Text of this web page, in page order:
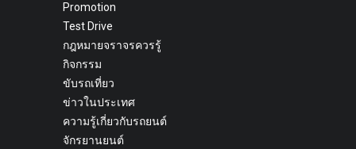
Promotion
Test Drive
กฎหมายจราจรควรรู้
กิจกรรม
ขับรถเที่ยว
ข่าวในประเทศ
ความรู้เกี่ยวกับรถยนต์
จักรยานยนต์